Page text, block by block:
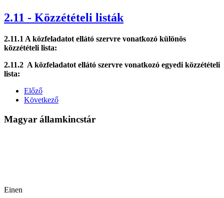
2.11 - Közzétételi listák
2.11.1 A közfeladatot ellátó szervre vonatkozó különös
közzétételi lista:
2.11.2 A közfeladatot ellátó szervre vonatkozó egyedi közzétételi
lista:
Előző
Következő
Magyar államkincstár
Einen